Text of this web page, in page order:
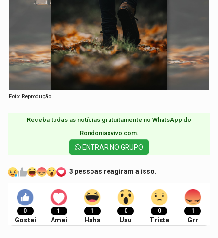
Foto: Reprodução
Receba todas as notícias gratuitamente no WhatsApp do
Rondoniaovivo.com.​
ENTRAR NO GRUPO
3 pessoas reagiram a isso.
0
Gostei
1
Amei
1
Haha
0
Uau
0
Triste
1
Grr